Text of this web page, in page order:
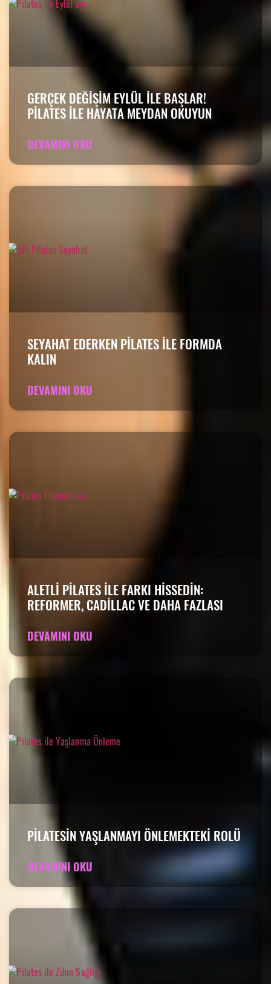
GERÇEK DEĞIŞIM EYLÜL ILE BAŞLAR!
PILATES ILE HAYATA MEYDAN OKUYUN
DEVAMINI OKU
SEYAHAT EDERKEN PILATES ILE FORMDA
KALIN
DEVAMINI OKU
ALETLI PILATES ILE FARKI HISSEDIN:
REFORMER, CADILLAC VE DAHA FAZLASI
DEVAMINI OKU
PILATESIN YAŞLANMAYI ÖNLEMEKTEKI ROLÜ
DEVAMINI OKU